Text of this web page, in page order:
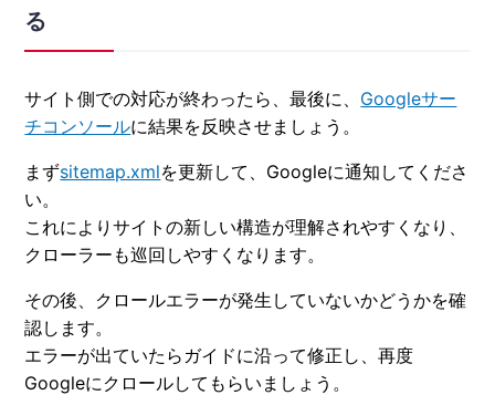
る
サイト側での対応が終わったら、最後に、 Googleサー
チコンソールに結果を反映させましょう。
まずsitemap.xmlを更新して、Googleに通知してくださ
い。
これによりサイトの新しい構造が理解されやすくなり、
クローラーも巡回しやすくなります。
その後、クロールエラーが発生していないかどうかを確
認します。
エラーが出ていたらガイドに沿って修正し、再度
Googleにクロールしてもらいましょう。